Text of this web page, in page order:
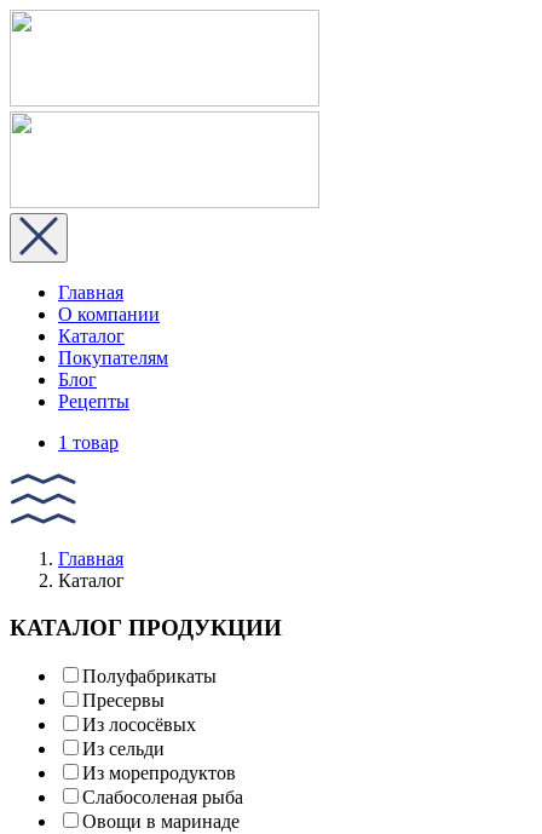
Главная
О компании
Каталог
Покупателям
Блог
Рецепты
1 товар
Главная
Каталог
КАТАЛОГ ПРОДУКЦИИ
Полуфабрикаты
Пресервы
Из лососёвых
Из сельди
Из морепродуктов
Слабосоленая рыба
Овощи в маринаде